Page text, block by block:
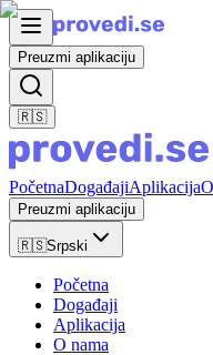
Preuzmi aplikaciju
🇷🇸
PočetnaDogađajiAplikacija
Preuzmi aplikaciju
🇷🇸Srpski
Početna
Događaji
Aplikacija
O nama